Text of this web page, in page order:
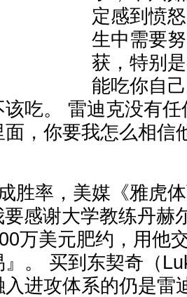
定感到愤
生中需要
获，特别
能吃你自
吃。 雷迪克没有
，你要我怎么相信
胜率，美媒《雅虎
要感谢大学教练丹赫
万美元肥约，用他
。 买到东契奇（
进攻体系的仍是雷